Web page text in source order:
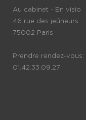
Au cabinet - En visio
46 rue des jeûneurs
75002 Paris
Prendre rendez-vous:
01.42.33.09.27